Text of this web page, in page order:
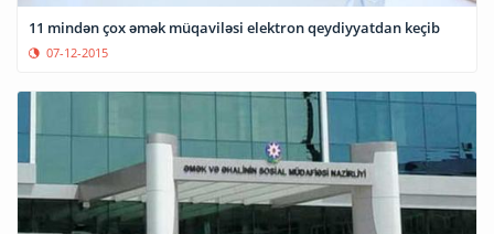
11 mindən çox əmək müqaviləsi elektron qeydiyyatdan keçib
07-12-2015